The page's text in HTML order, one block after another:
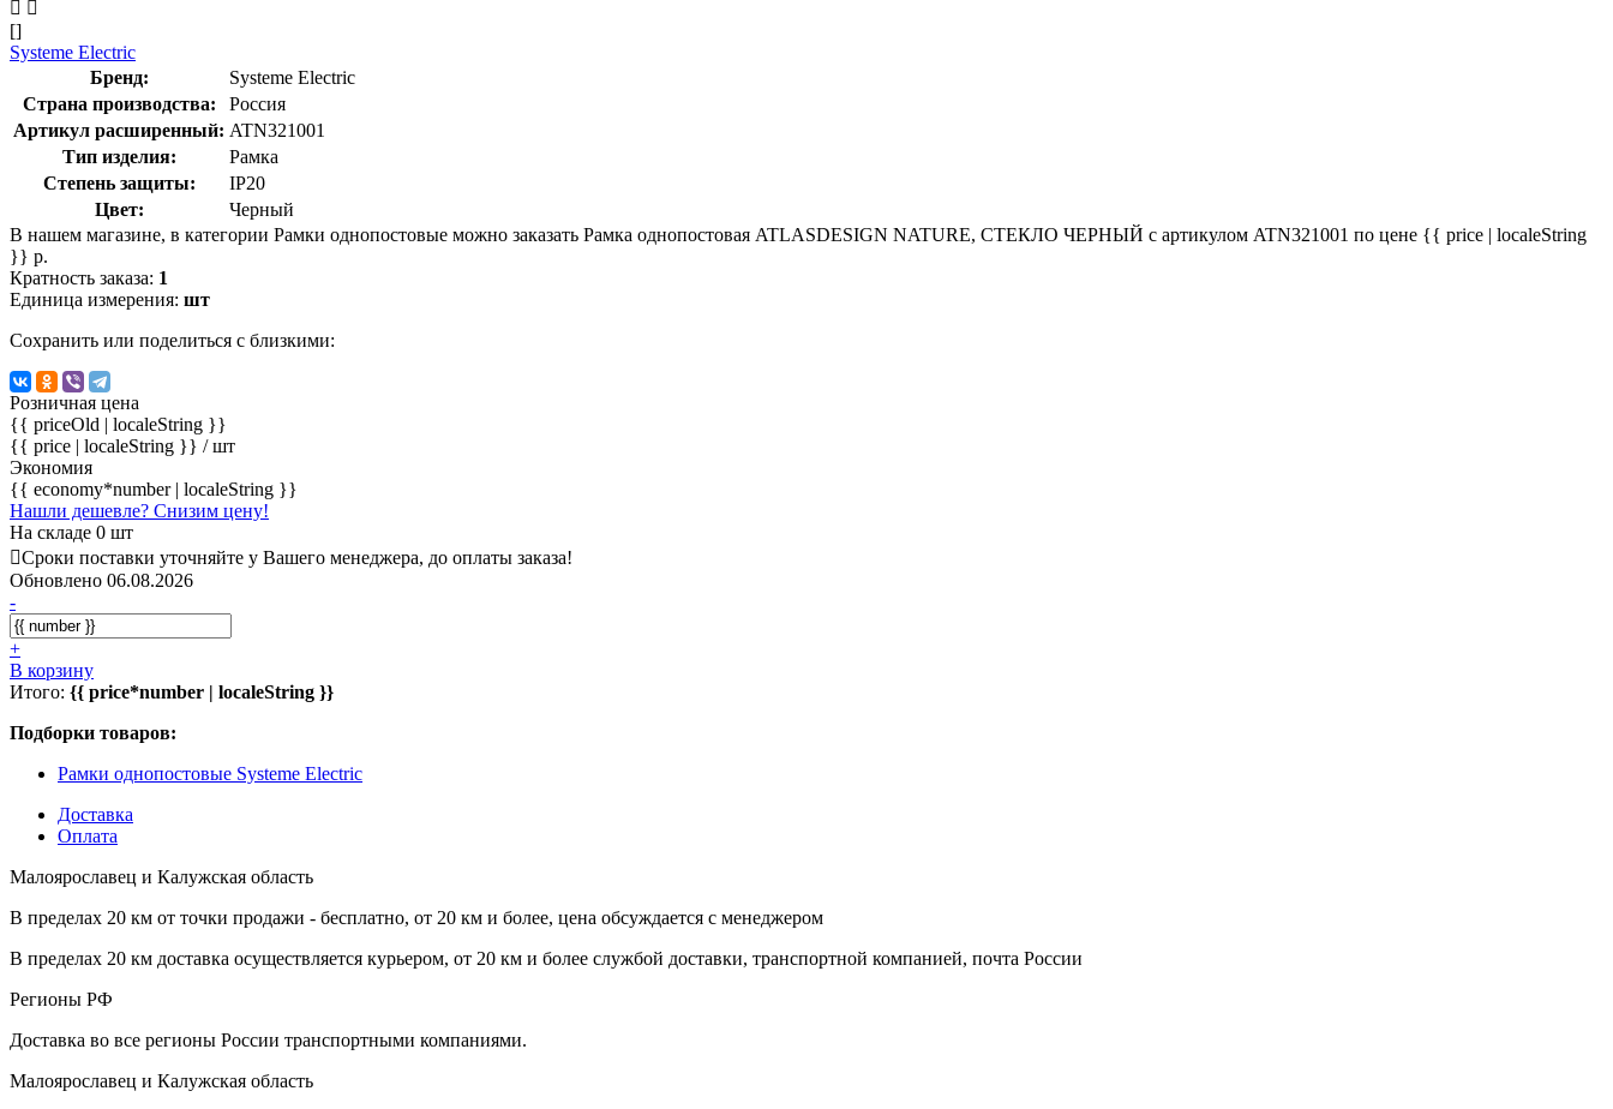
[]
Systeme Electric
Бренд:
Systeme Electric
Страна производства:
Россия
Артикул расширенный: ATN321001
Тип изделия:
Рамка
Степень защиты:
IP20
Цвет:
Черный
В нашем магазине, в категории Рамки однопостовые можно заказать Рамка однопостовая ATLASDESIGN NATURE, СТЕКЛО ЧЕРНЫЙ с артикулом ATN321001 по цене {{ price | localeString
}} р.
Кратность заказа: 1
Единица измерения: шт
Сохранить или поделиться с близкими:
Розничная цена
{{ priceOld | localeString }}
{{ price | localeString }} / шт
Экономия
{{ economy*number | localeString }}
Нашли дешевле? Снизим цену!
На складе 0 шт
Сроки поставки уточняйте у Вашего менеджера, до оплаты заказа!
Обновлено 06.08.2026
-
+
В корзину
Итого: {{ price*number | localeString }}
Подборки товаров:
Рамки однопостовые Systeme Electric
Доставка
Оплата
Малоярославец и Калужская область
В пределах 20 км от точки продажи - бесплатно, от 20 км и более, цена обсуждается с менеджером
В пределах 20 км доставка осуществляется курьером, от 20 км и более службой доставки, транспортной компанией, почта России
Регионы РФ
Доставка во все регионы России транспортными компаниями.
Малоярославец и Калужская область